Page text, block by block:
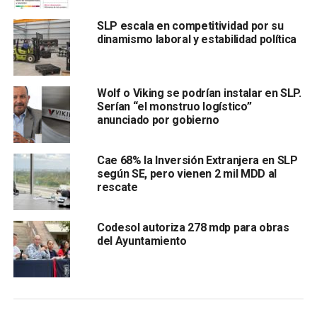
. En este contexto,
a entidades como Guanajuato, Tamaulipas, Hidalgo,
Sinaloa y Tlaxcala.
El estado potosino se consolida comoun actor clave
dentro del Corredor Económico del Bajío
elPlan México del gobierno federal. Resalta por su
capacidad exportadora —ubicándose en elquinto lugar
nacional en este rubro—, su
innovadores
y su crecienteatracción de inversión extranjera
SLP escala en competitividad por su
dinamismo laboral y estabilidad política
Wolf o Viking se podrían instalar en SLP.
Serían “el monstruo logístico”
anunciado por gobierno
Cae 68% la Inversión Extranjera en SLP
según SE, pero vienen 2 mil MDD al
rescate
Codesol autoriza 278 mdp para obras
del Ayuntamiento